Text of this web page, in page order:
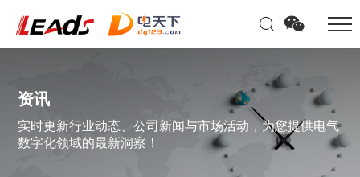
资讯
实时更新行业动态、公司新闻与市场活动，为您提供电气
数字化领域的最新洞察！